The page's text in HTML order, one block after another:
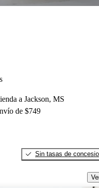
a Jackson, MS
de $749
Sin tasas de